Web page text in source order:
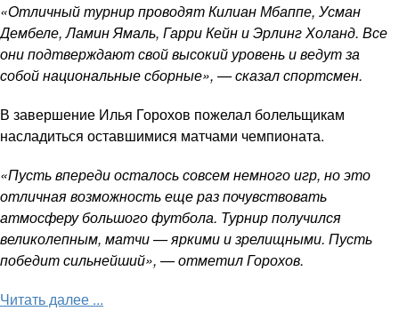
«Отличный турнир проводят Килиан Мбаппе, Усман
Дембеле, Ламин Ямаль, Гарри Кейн и Эрлинг Холанд. Все
они подтверждают свой высокий уровень и ведут за
собой национальные сборные», — сказал спортсмен.
В завершение Илья Горохов пожелал болельщикам
насладиться оставшимися матчами чемпионата.
«Пусть впереди осталось совсем немного игр, но это
отличная возможность еще раз почувствовать
атмосферу большого футбола. Турнир получился
великолепным, матчи — яркими и зрелищными. Пусть
победит сильнейший», — отметил Горохов.
Читать далее ...